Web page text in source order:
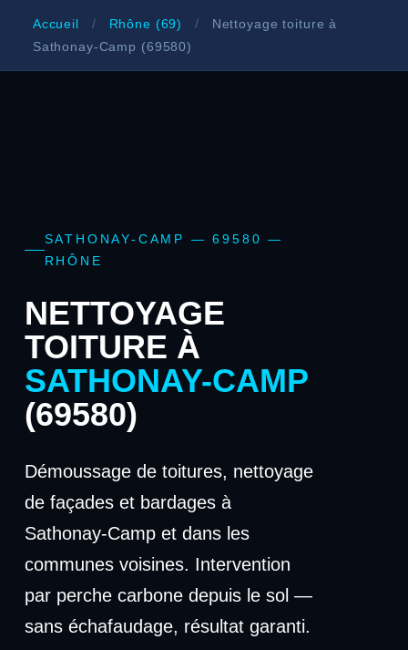
Accueil / Rhône (69) /
Nettoyage toiture à
Sathonay-Camp (69580)
SATHONAY-CAMP — 69580 —
RHÔNE
NETTOYAGE
TOITURE À
SATHONAY-CAMP
(69580)
Démoussage de toitures, nettoyage
de façades et bardages à
Sathonay-Camp et dans les
communes voisines. Intervention
par perche carbone depuis le sol —
sans échafaudage, résultat garanti.